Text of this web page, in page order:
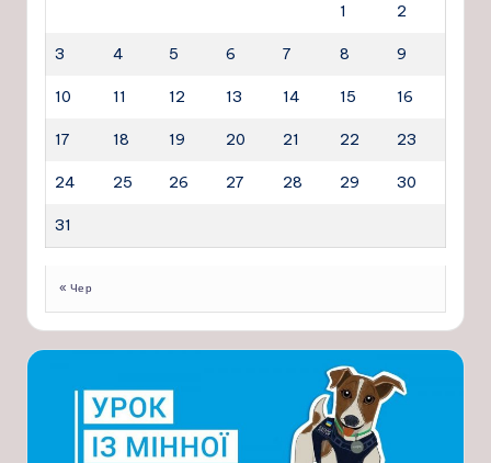
1 2
3 4 5 6 7 8 9
10 11 12 13 14 15 16
17 18 19 20 21 22 23
24 25 26 27 28 29 30
31
« Чер